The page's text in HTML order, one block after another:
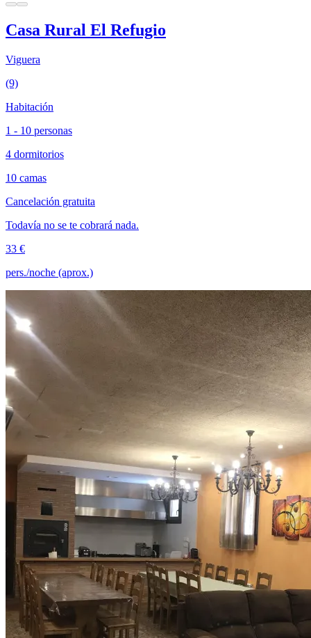
Casa Rural El Refugio
Viguera
(9)
Habitación
1 - 10 personas
4 dormitorios
10 camas
Cancelación gratuita
Todavía no se te cobrará nada.
33 €
pers./noche (aprox.)